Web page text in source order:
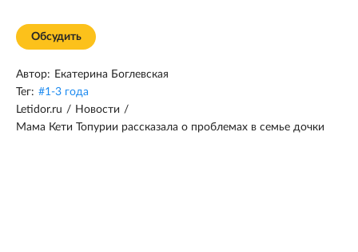
Обсудить
Автор: Екатерина Боглевская
Тег: #1-3 года
Letidor.ru / Новости /
Мама Кети Топурии рассказала о проблемах в семье дочки